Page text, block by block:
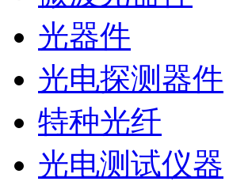
光器件
光电探测器件
特种光纤
光电测试仪器